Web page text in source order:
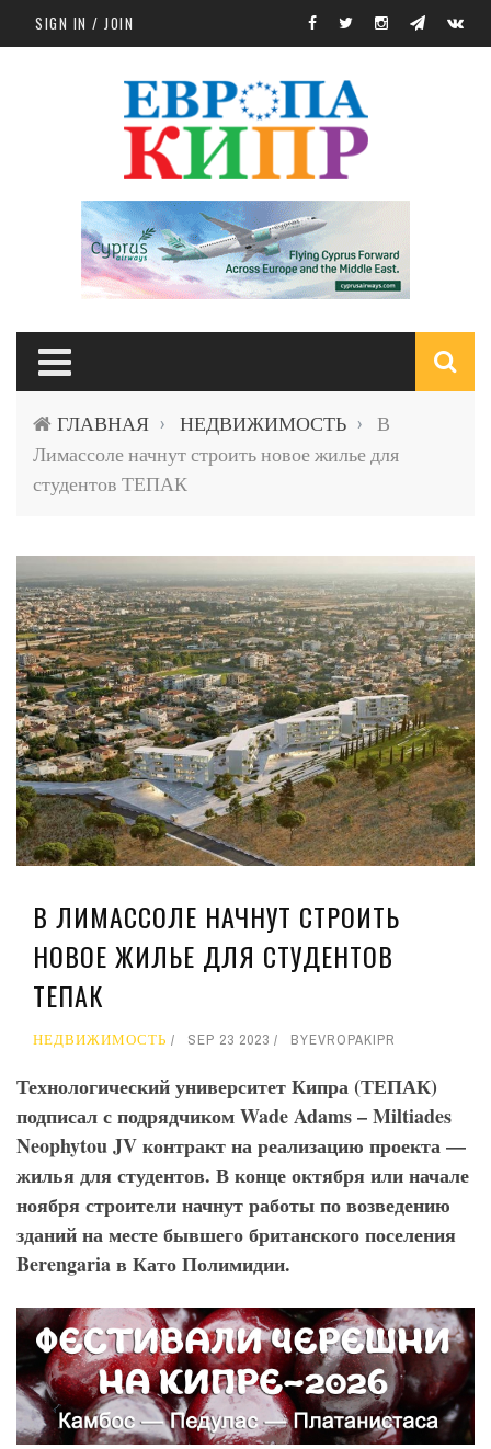
Skip to main content
SIGN IN / JOIN
ГЛАВНАЯ › НЕДВИЖИМОСТЬ ›
В
Лимассоле начнут строить новое жилье для
студентов ТЕПАК
В ЛИМАССОЛЕ НАЧНУТ СТРОИТЬ
НОВОЕ ЖИЛЬЕ ДЛЯ СТУДЕНТОВ
ТЕПАК
НЕДВИЖИМОСТЬ SEP 23 2023 BYEVROPAKIPR
Технологический университет Кипра (ТЕПАК)
подписал с подрядчикомWadeAdams–Miltiades
NeophytouJVконтракт на реализацию проекта —
жилья для студентов. В конце октября или начале
ноября строители начнут работы по возведению
зданий на месте бывшего британского поселения
Berengariaв Като Полимидии.